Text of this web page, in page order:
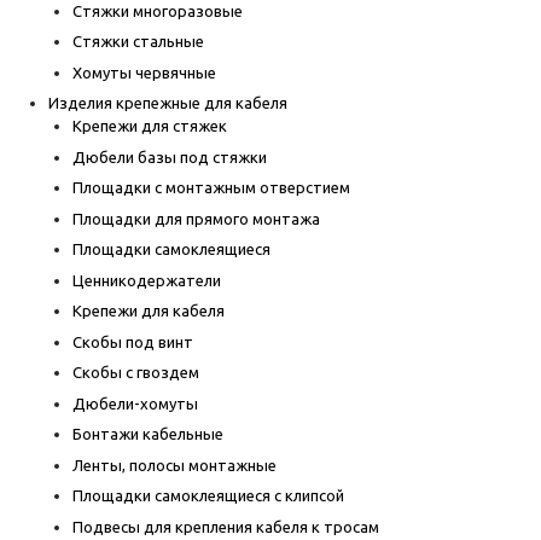
Стяжки многоразовые
Стяжки стальные
Хомуты червячные
Изделия крепежные для кабеля
Крепежи для стяжек
Дюбели базы под стяжки
Площадки с монтажным отверстием
Площадки для прямого монтажа
Площадки самоклеящиеся
Ценникодержатели
Крепежи для кабеля
Скобы под винт
Скобы с гвоздем
Дюбели-хомуты
Бонтажи кабельные
Ленты, полосы монтажные
Площадки самоклеящиеся с клипсой
Подвесы для крепления кабеля к тросам